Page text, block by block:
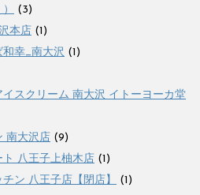
(3)
本店 (1)
和幸_南大沢 (1)
スクリーム 南大沢 イトーヨーカ堂
南大沢店 (9)
八王子上柚木店 (1)
ン 八王子店【閉店】
(1)